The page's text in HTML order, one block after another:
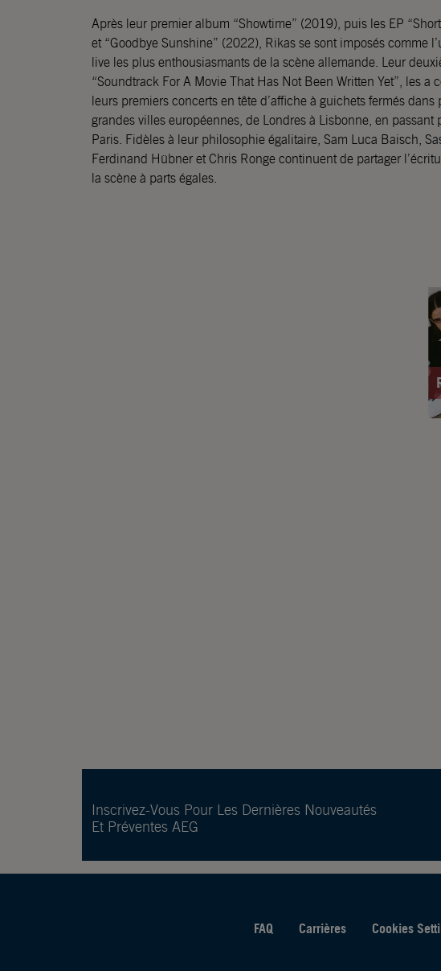
Après leur premier album “Showtime” (2019), puis les EP
et “Goodbye Sunshine” (2022), Rikas se sont imposés comme
live les plus enthousiasmants de la scène allemande. Leur
“Soundtrack For A Movie That Has Not Been Written Yet”, les a
leurs premiers concerts en tête d’affiche à guichets fermés dans
grandes villes européennes, de Londres à Lisbonne, en passant
Paris. Fidèles à leur philosophie égalitaire, Sam Luca Baisch,
Ferdinand Hübner et Chris Ronge continuent de partager
la scène à parts égales.
Inscrivez-Vous Pour Les Dernières Nouveautés
Et Préventes AEG
FAQ Carrières Cookies